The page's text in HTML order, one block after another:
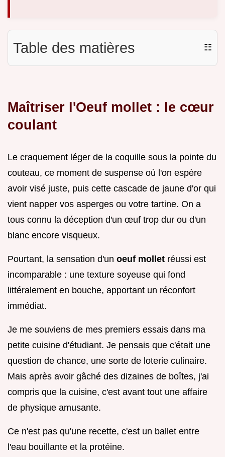
Table des matières ☷
Maîtriser l'Oeuf mollet : le cœur
coulant
Le craquement léger de la coquille sous la pointe du
couteau, ce moment de suspense où l'on espère
avoir visé juste, puis cette cascade de jaune d'or qui
vient napper vos asperges ou votre tartine. On a
tous connu la déception d'un œuf trop dur ou d'un
blanc encore visqueux.
Pourtant, la sensation d'un oeuf mollet réussi est
incomparable : une texture soyeuse qui fond
littéralement en bouche, apportant un réconfort
immédiat.
Je me souviens de mes premiers essais dans ma
petite cuisine d'étudiant. Je pensais que c'était une
question de chance, une sorte de loterie culinaire.
Mais après avoir gâché des dizaines de boîtes, j'ai
compris que la cuisine, c'est avant tout une affaire
de physique amusante.
Ce n'est pas qu'une recette, c'est un ballet entre
l'eau bouillante et la protéine.